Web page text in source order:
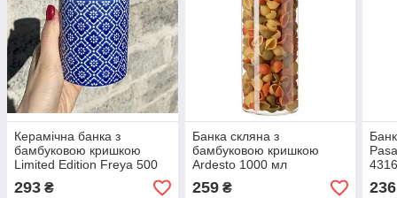
Керамічна банка з
бамбуковою кришкою
Limited Edition Freya 500
мл
293 ₴
Банка скляна з
бамбуковою кришкою
Ardesto 1000 мл
259₴ 236